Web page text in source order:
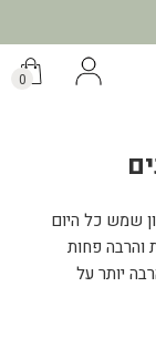
0
שמש כל היום
והרבה פחות
יותר על